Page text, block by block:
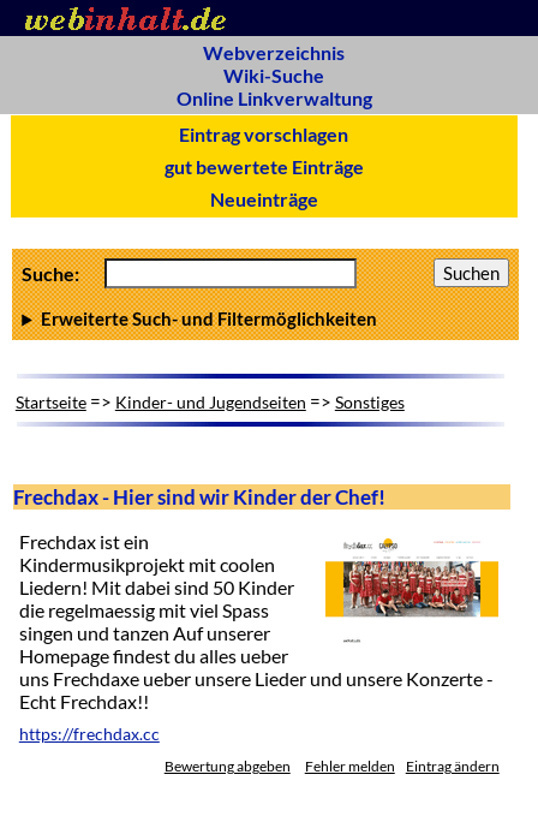
Webverzeichnis
Wiki-Suche
Online Linkverwaltung
Eintrag vorschlagen
gut bewertete Einträge
Neueinträge
Suche:
Erweiterte Such- und Filtermöglichkeiten
Startseite=> Kinder- und Jugendseiten => Sonstiges
Frechdax - Hier sind wir Kinder der Chef!
Frechdax ist ein
Kindermusikprojekt mit coolen
Liedern! Mit dabei sind 50 Kinder
die regelmaessig mit viel Spass
singen und tanzen Auf unserer
Homepage findest du alles ueber
uns Frechdaxe ueber unsere Lieder und unsere Konzerte -
Echt Frechdax!!
https://frechdax.cc
Bewertung abgeben Fehler melden Eintrag ändern